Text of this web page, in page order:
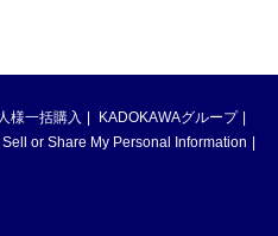
様一括購入
KADOKAWAグループ
Sell or Share My Personal Information